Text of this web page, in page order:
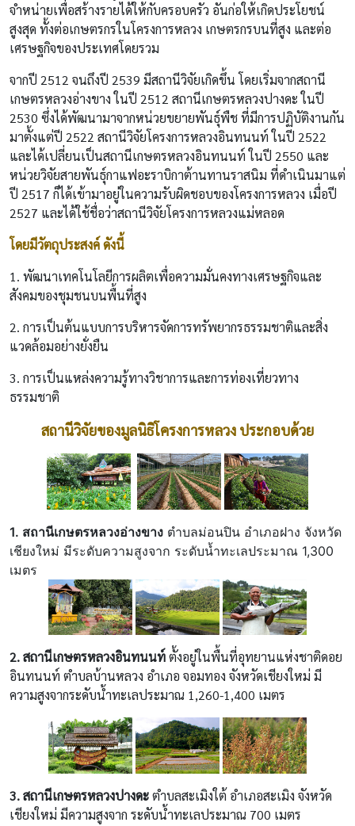
จำหน่ายเพื่อสร้างรายได้ให้กับครอบครัว อันก่อให้เกิดประโยชน์
สูงสุด ทั้งต่อเกษตรกรในโครงการหลวง เกษตรกรบนที่สูง และต่อ
เศรษฐกิจของประเทศโดยรวม
จากปี 2512 จนถึงปี 2539 มีสถานีวิจัยเกิดขึ้น โดยเริ่มจากสถานี
เกษตรหลวงอ่างขาง ในปี 2512 สถานีเกษตรหลวงปางดะ ในปี
2530 ซึ่งได้พัฒนามาจากหน่วยขยายพันธุ์พืช ที่มีการปฏิบัติงานกัน
มาตั้งแต่ปี 2522 สถานีวิจัยโครงการหลวงอินทนนท์ ในปี 2522
และได้เปลี่ยนเป็นสถานีเกษตรหลวงอินทนนท์ ในปี 2550 และ
หน่วยวิจัยสายพันธุ์กาแฟอะราบิกาต้านทานราสนิม ที่ดำเนินมาแต่
ปี 2517 ก็ได้เข้ามาอยู่ในความรับผิดชอบของโครงการหลวง เมื่อปี
2527 และได้ใช้ชื่อว่าสถานีวิจัยโครงการหลวงแม่หลอด
โดยมีวัตถุประสงค์ ดังนี้
1. พัฒนาเทคโนโลยีการผลิตเพื่อความมั่นคงทางเศรษฐกิจและ
สังคมของชุมชนบนพื้นที่สูง
2. การเป็นต้นแบบการบริหารจัดการทรัพยากรธรรมชาติและสิ่ง
แวดล้อมอย่างยั่งยืน
3. การเป็นแหล่งความรู้ทางวิชาการและการท่องเที่ยวทาง
ธรรมชาติ
สถานีวิจัยของมูลนิธิโครงการหลวง ประกอบด้วย
1. สถานีเกษตรหลวงอ่างขาง ตำบลม่อนปิน อำเภอฝาง จังหวัด
เชียงใหม่ มีระดับความสูงจาก ระดับน้ำทะเลประมาณ 1,300
เมตร
2. สถานีเกษตรหลวงอินทนนท์ตั้งอยู่ในพื้นที่อุทยานแห่งชาติดอย
อินทนนท์ ตำบลบ้านหลวง อำเภอ จอมทอง จังหวัดเชียงใหม่ มี
ความสูงจากระดับน้ำทะเลประมาณ 1,260-1,400 เมตร
3. สถานีเกษตรหลวงปางดะตำบลสะเมิงใต้ อำเภอสะเมิง จังหวัด
เชียงใหม่ มีความสูงจาก ระดับน้ำทะเลประมาณ 700 เมตร